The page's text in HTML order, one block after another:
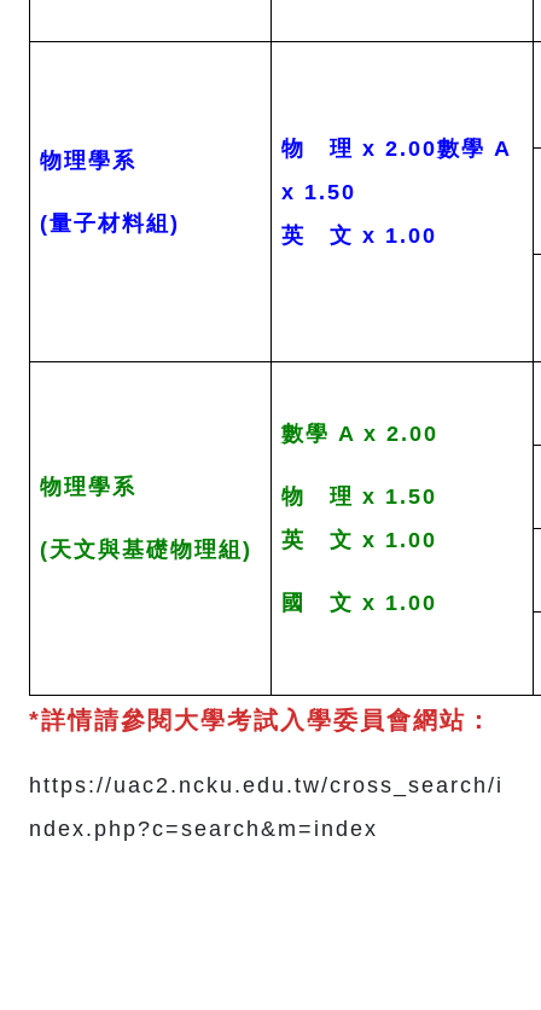
物理學系
(量子材料組)
物 理 x 2.00數學 A
x 1.50
英 文 x 1.00
物理學系
(天文與基礎物理組)
數學 A x 2.00
物 理 x 1.50
英 文 x 1.00
國 文 x 1.00
*詳情請參閱大學考試入學委員會網站：
https://uac2.ncku.edu.tw/cross_search/i
ndex.php?c=search&m=index